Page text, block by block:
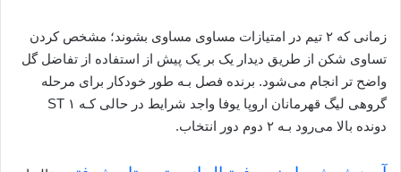
زمانی که ۲ تیم در امتیازات مساوی مساوی بشوند؛ مشخص کردن
تساوی شکن از طریق دیدار یک بر یک پیش از استفاده از تفاضل گل
واضح تر انجام می‌شود. برنده فصل بـه طور خودکار برای مرحله
گروهی لیگ قهرمانان اروپا یوفا واجد شرایط در حالی کـه ۱ ST
دونده بالا می‌رود بـه ۲ دوم دور انتخاب.